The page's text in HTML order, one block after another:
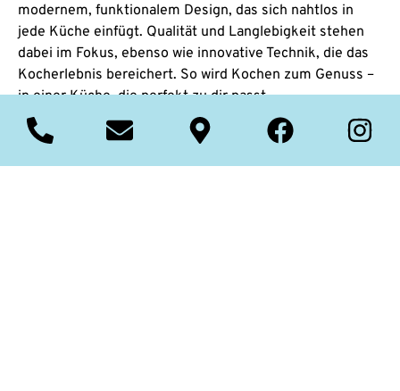
modernem, funktionalem Design, das sich nahtlos in
jede Küche einfügt. Qualität und Langlebigkeit stehen
dabei im Fokus, ebenso wie innovative Technik, die das
Kocherlebnis bereichert. So wird Kochen zum Genuss –
in einer Küche, die perfekt zu dir passt.